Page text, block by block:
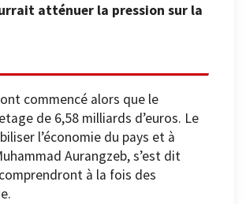
atténuer la pression sur la
commencé alors que le
de 6,58 milliards d’euros. Le
l’économie du pays et à
Aurangzeb, s’est dit
à la fois des